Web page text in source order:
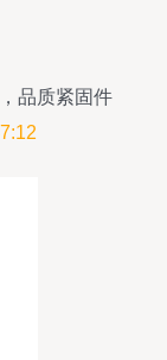
品质紧固件